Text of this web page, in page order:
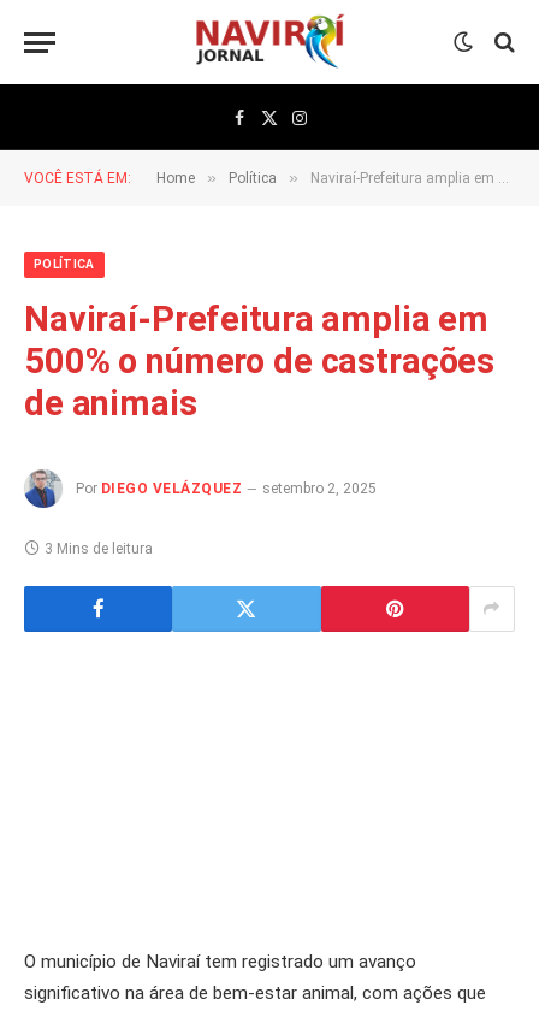
Facebook
X
(Twitter)
Instagram
VOCÊ ESTÁ EM: Home » Política » Naviraí-Prefeitura amplia em 500% o número de castrações de animais
POLÍTICA
Naviraí-Prefeitura amplia em
500% o número de castrações
de animais
Por DIEGO VELÁZQUEZ setembro 2, 2025
3 Mins de leitura
O município de Naviraí tem registrado um avanço
significativo na área de bem-estar animal, com ações que